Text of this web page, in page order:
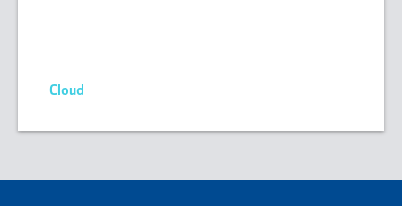
Cloud